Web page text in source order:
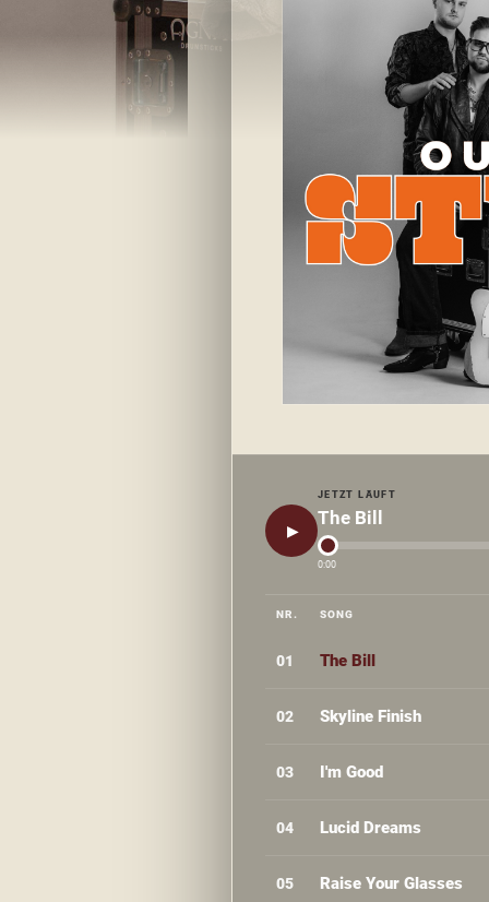
▶
JETZT LÄUFT
The Bill
0:00
NR. SONG
01 The Bill
02 Skyline Finish
03 I'm Good
04 Lucid Dreams
05 Raise Your Glasses